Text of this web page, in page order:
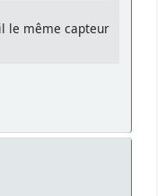
le même capteur